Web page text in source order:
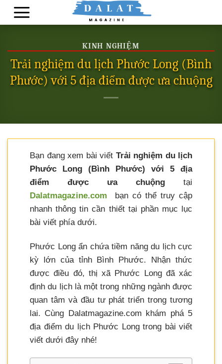
Skip
KINH NGHIỆM
Trải nghiệm du lịch Phước Long (Bình
Phước) với 5 địa điểm được ưa chuộng
Bạn đang xem bài viết Trải nghiệm du lịch
Phước Long (Bình Phước) với 5 địa
điểm được ưa chuộng tại
Dalatmagazine.com
bạn có thể truy cập
nhanh thông tin cần thiết tại phần mục lục
bài viết phía dưới.
Phước Long ẩn chứa tiềm năng du lịch cực
kỳ lớn của tỉnh Bình Phước. Nhận thức
được điều đó, thị xã Phước Long đã xác
định du lịch là một trong những ngành được
quan tâm và đầu tư phát triển trong tương
lai. Cùng Dalatmagazine.com khám phá 5
địa điểm du lịch Phước Long trong bài viết
viết dưới đây nhé!